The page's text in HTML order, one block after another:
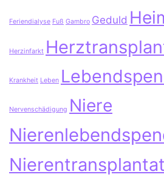
Feriendialyse Fuß Gambro Geduld
Herzinfarkt
Krankheit Leben
Nervenschädigung Niere